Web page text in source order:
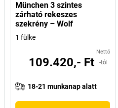
München 3 szintes
zárható rekeszes
szekrény – Wolf
1 fülke
Nettó
109.420,- Ft -tól
18-21 munkanap alatt